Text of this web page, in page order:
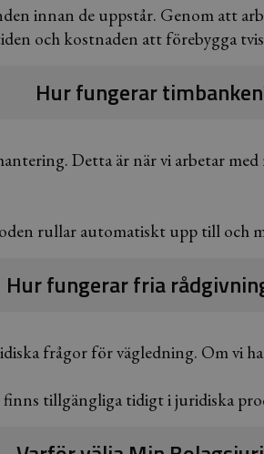
innan de uppstår. Genom att
och kostnaden att förebygga
Hur fungerar
Detta är när vi arbetar
rullar automatiskt upp till och
Hur fungerar fria
frågor för vägledning. Om vi
tillgängliga tidigt i juridiska